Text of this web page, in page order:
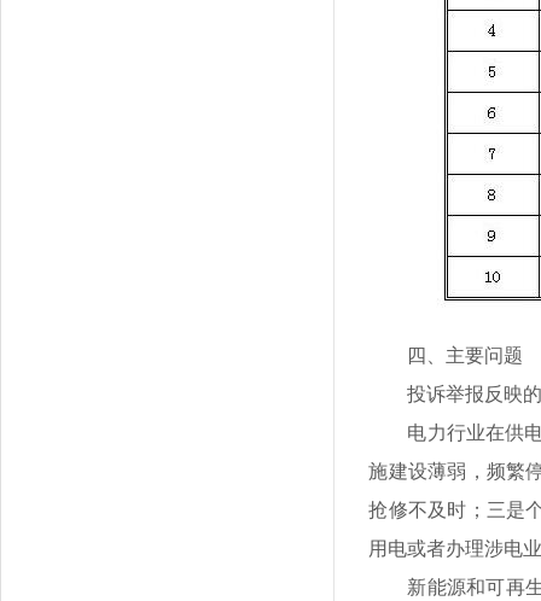
四、主要问题
投诉举报反映
电力行业在供
施建设薄弱，频繁
抢修不及时；三是
用电或者办理涉电
新能源和可再